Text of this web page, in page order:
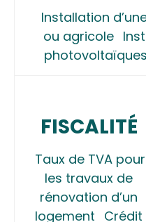
Installation
ou agricole
FISCALITÉ
Taux de TVA pour
les travaux de
rénovation d’un
logement Crédit